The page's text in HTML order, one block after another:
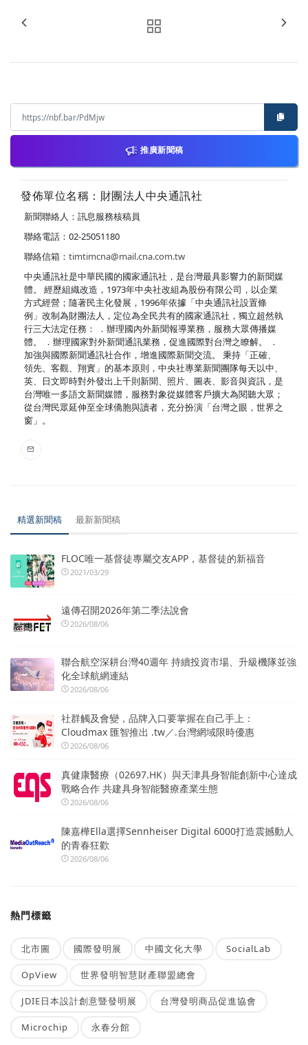
推廣新聞稿
發佈單位名稱：財團法人中央通訊社
新聞聯絡人：訊息服務核稿員
聯絡電話：02-25051180
聯絡信箱： timtimcna@mail.cna.com.tw
中央通訊社是中華民國的國家通訊社，是台灣最具影響力的新聞媒
體。 經歷組織改造，1973年中央社改組為股份有限公司，以企業
方式經營；隨著民主化發展，1996年依據「中央通訊社設置條
例」改制為財團法人，定位為全民共有的國家通訊社，獨立超然執
行三大法定任務： ．辦理國內外新聞報導業務，服務大眾傳播媒
體。 ．辦理國家對外新聞通訊業務，促進國際對台灣之瞭解。 ．
加強與國際新聞通訊社合作，增進國際新聞交流。 秉持「正確、
領先、客觀、翔實」的基本原則，中央社專業新聞團隊每天以中、
英、日文即時對外發出上千則新聞、照片、圖表、影音與資訊，是
台灣唯一多語文新聞媒體，服務對象從媒體客戶擴大為閱聽大眾；
從台灣民眾延伸至全球僑胞與讀者，充分扮演「台灣之眼，世界之
窗」。
精選新聞稿 最新新聞稿
FLOC唯一基督徒專屬交友APP，基督徒的新福音
2021/03/29
遠傳召開2026年第二季法說會
2026/08/06
聯合航空深耕台灣40週年 持續投資市場、升級機隊並強
化全球航網連結
2026/08/06
社群觸及會變，品牌入口要掌握在自己手上：
Cloudmax 匯智推出 .tw／.台灣網域限時優惠
2026/08/06
真健康醫療（02697.HK）與天津具身智能創新中心達成
戰略合作 共建具身智能醫療產業生態
2026/08/06
陳嘉樺Ella選擇Sennheiser Digital 6000打造震撼動人
的青春狂歡
2026/08/06
熱門標籤
北市圖 國際發明展 中國文化大學 SocialLab
OpView 世界發明智慧財產聯盟總會
JDIE日本設計創意暨發明展 台灣發明商品促進協會
Microchip 永春分館